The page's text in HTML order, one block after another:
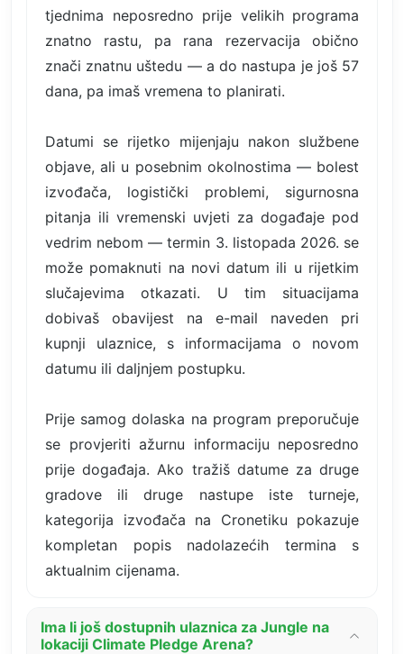
tjednima neposredno prije velikih programa
znatno rastu, pa rana rezervacija obično
znači znatnu uštedu — a do nastupa je još 57
dana, pa imaš vremena to planirati.
Datumi se rijetko mijenjaju nakon službene
objave, ali u posebnim okolnostima — bolest
izvođača, logistički problemi, sigurnosna
pitanja ili vremenski uvjeti za događaje pod
vedrim nebom — termin 3. listopada 2026. se
može pomaknuti na novi datum ili u rijetkim
slučajevima otkazati. U tim situacijama
dobivaš obavijest na e-mail naveden pri
kupnji ulaznice, s informacijama o novom
datumu ili daljnjem postupku.
Prije samog dolaska na program preporučuje
se provjeriti ažurnu informaciju neposredno
prije događaja. Ako tražiš datume za druge
gradove ili druge nastupe iste turneje,
kategorija izvođača na Cronetiku pokazuje
kompletan popis nadolazećih termina s
aktualnim cijenama.
Ima li još dostupnih ulaznica za Jungle na
lokaciji Climate Pledge Arena?